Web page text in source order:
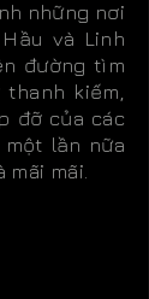
những nơi
và Linh
đường tìm
thanh kiếm,
đỡ của các
một lần nữa
mãi.